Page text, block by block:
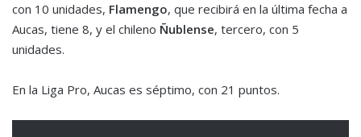
con 10 unidades, Flamengo, que recibirá en la última fecha a
Aucas, tiene 8, y el chileno Ñublense, tercero, con 5
unidades.
En la Liga Pro, Aucas es séptimo, con 21 puntos.